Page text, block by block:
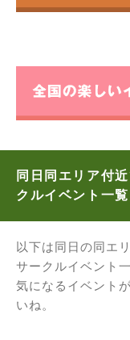
同日同エリア付
クルイベント一覧
以下は同日の同エ
サークルイベント
気になるイベント
いね。